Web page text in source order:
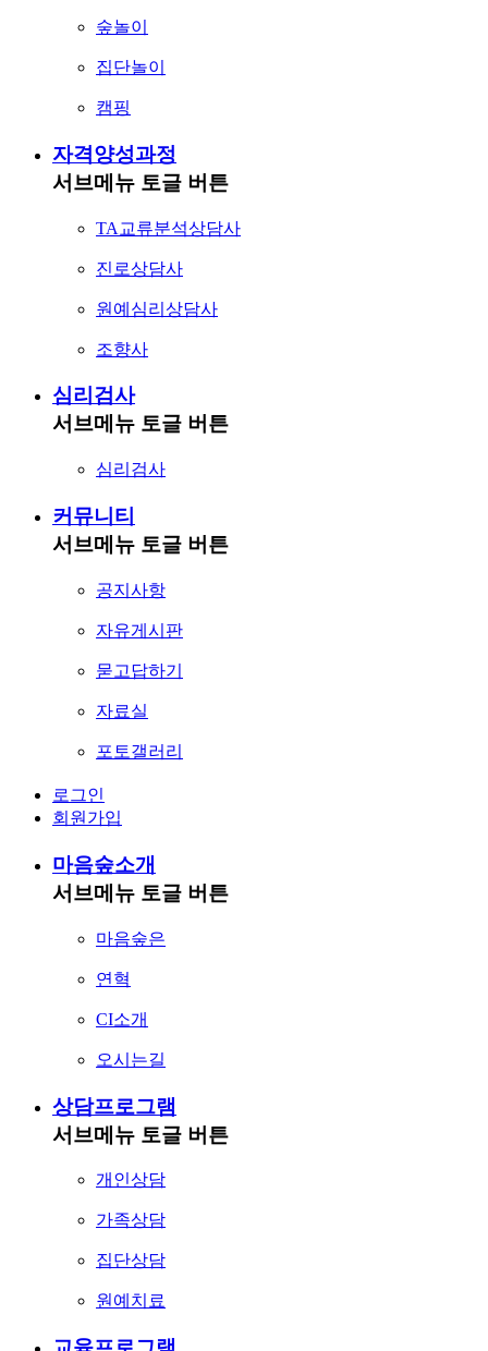
숲놀이
집단놀이
캠핑
자격양성과정
서브메뉴 토글 버튼
TA교류분석상담사
진로상담사
원예심리상담사
조향사
심리검사
서브메뉴 토글 버튼
심리검사
커뮤니티
서브메뉴 토글 버튼
공지사항
자유게시판
묻고답하기
자료실
포토갤러리
로그인
회원가입
마음숲소개
서브메뉴 토글 버튼
마음숲은
연혁
CI소개
오시는길
상담프로그램
서브메뉴 토글 버튼
개인상담
가족상담
집단상담
원예치료